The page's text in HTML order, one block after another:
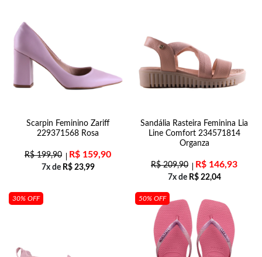
Scarpin Feminino Zariff
229371568 Rosa
R$199,90 R$ 159,90
7x de R$23,99
Sandália Rasteira Feminina Lia
Line Comfort 234571814
Organza
R$209,90 R$ 146,93
7x de R$22,04
30% OFF 50% OFF